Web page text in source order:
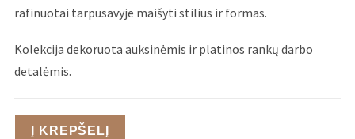
rafinuotai tarpusavyje maišyti stilius ir formas.
Kolekcija dekoruota auksinėmis ir platinos rankų darbo
detalėmis.
Į KREPŠELĮ